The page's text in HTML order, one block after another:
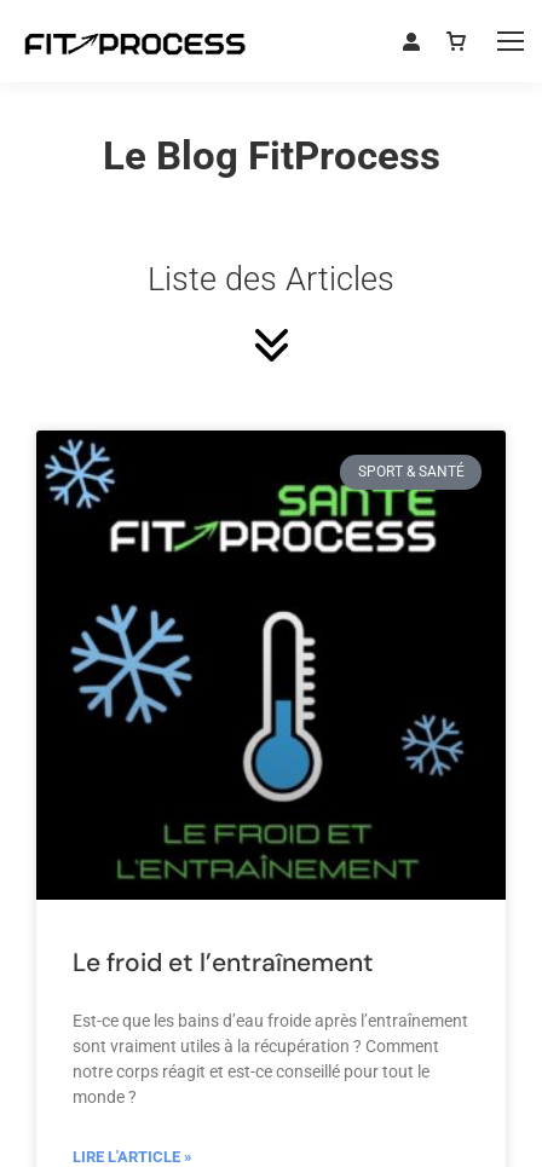
Le Blog FitProcess
Liste des Articles
SPORT & SANTÉ
Le froid et l’entraînement
Est-ce que les bains d’eau froide après l’entraînement
sont vraiment utiles à la récupération ? Comment
notre corps réagit et est-ce conseillé pour tout le
monde ?
LIRE L'ARTICLE »